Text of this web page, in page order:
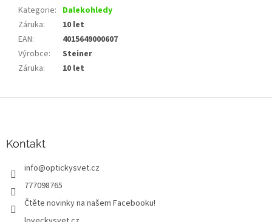
Kategorie: Dalekohledy
Záruka:
10 let
EAN:
4015649000607
Výrobce:
Steiner
Záruka: 10 let
Kontakt
info@optickysvet.cz
777098765
Čtěte novinky na našem Facebooku!